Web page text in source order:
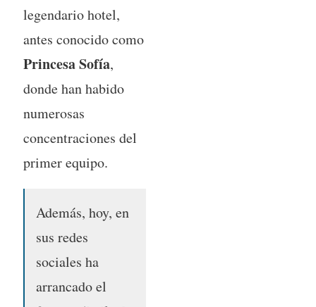
legendario hotel,
antes conocido como
Princesa Sofía,
donde han habido
numerosas
concentraciones del
primer equipo.
Además, hoy, en
sus redes
sociales ha
arrancado el